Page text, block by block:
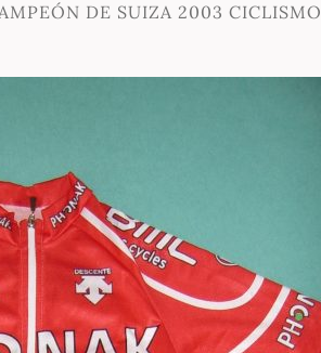
DE SUIZA 2003 CICLISMO